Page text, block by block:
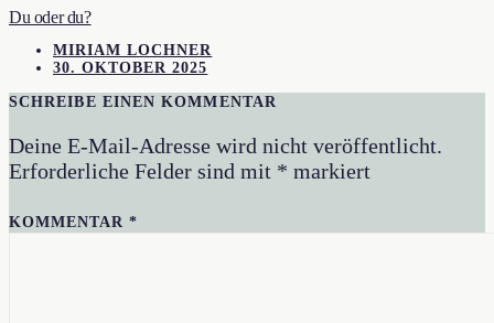
Du oder du?
MIRIAM LOCHNER
30. OKTOBER 2025
SCHREIBE EINEN KOMMENTAR
Deine E-Mail-Adresse wird nicht veröffentlicht.
Erforderliche Felder sind mit * markiert
KOMMENTAR*